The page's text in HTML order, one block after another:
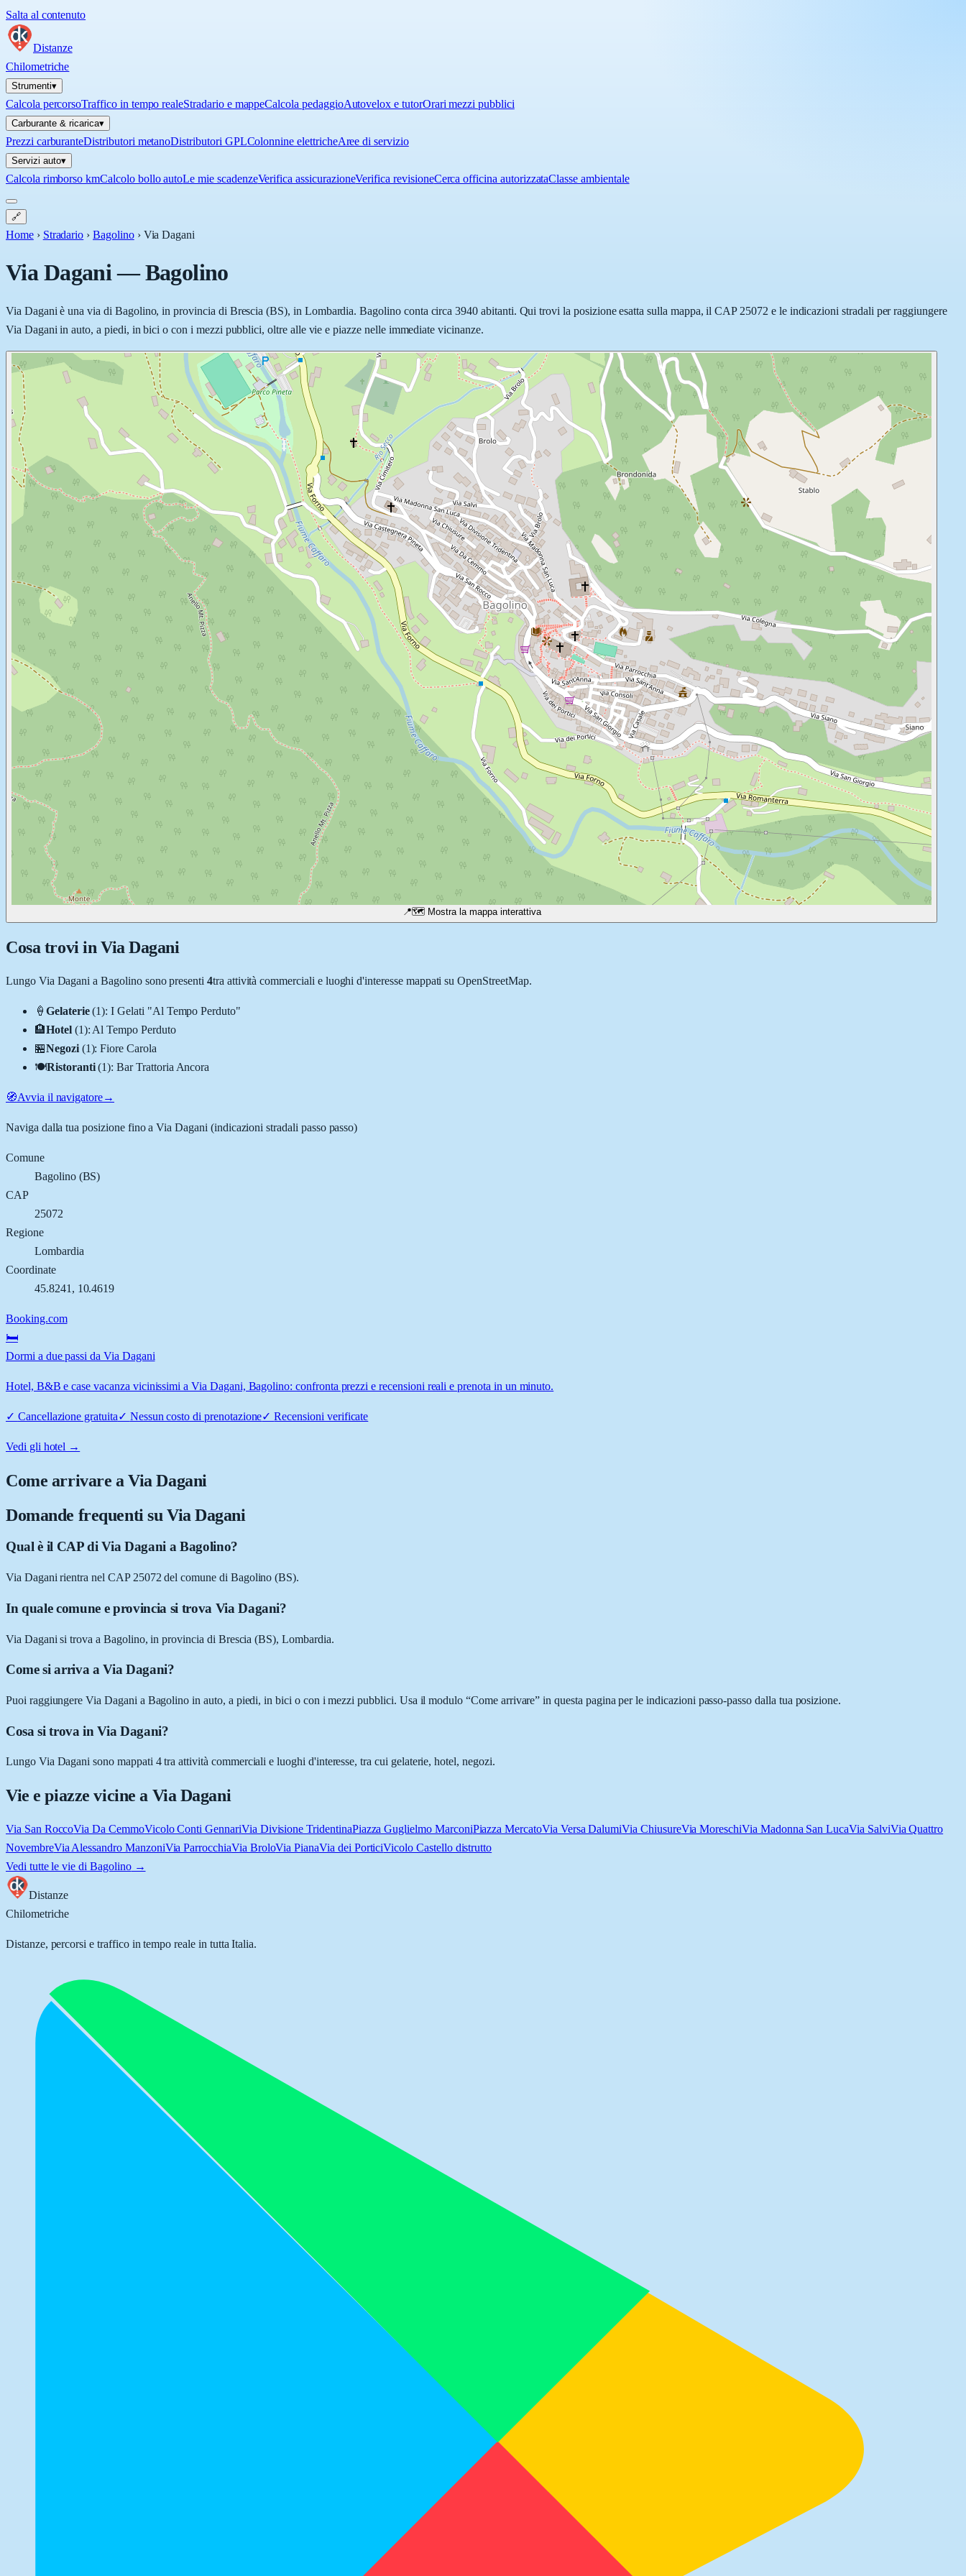
Salta al contenuto
Distanze
Chilometriche
Strumenti▾
Calcola percorsoTraffico in tempo realeStradario e mappeCalcola pedaggioAutovelox e tutorOrari mezzi pubblici
Carburante & ricarica▾
Prezzi carburanteDistributori metanoDistributori GPLColonnine elettricheAree di servizio
Servizi auto▾
Calcola rimborso kmCalcolo bollo autoLe mie scadenzeVerifica assicurazioneVerifica revisioneCerca officina autorizzataClasse ambientale
🔗
Home › Stradario › Bagolino › Via Dagani
Via Dagani—Bagolino
Via Dagani è una via di Bagolino, in provincia di Brescia (BS), in Lombardia. Bagolino conta circa 3940 abitanti. Qui trovi la posizione esatta sulla mappa, il CAP 25072 e le indicazioni stradali per raggiungere
Via Dagani in auto, a piedi, in bici o con i mezzi pubblici, oltre alle vie e piazze nelle immediate vicinanze.
📍🗺️ Mostra la mappa interattiva
Cosa trovi in Via Dagani
Lungo Via Dagani aBagolinosono presenti 4tra attività commerciali e luoghi d'interesse mappati su OpenStreetMap.
🍦 Gelaterie (1):I Gelati "Al Tempo Perduto"
🏨Hotel (1): Al Tempo Perduto
🏪Negozi (1):Fiore Carola
🍽️Ristoranti (1):Bar Trattoria Ancora
🧭Avvia il navigatore→
Naviga dalla tua posizione fino aVia Dagani (indicazioni stradali passo passo)
Comune
Bagolino(BS)
CAP
25072
Regione
Lombardia
Coordinate
45.8241 , 10.4619
Booking.com
🛏️
Dormi a due passi da Via Dagani
Hotel, B&B e case vacanza vicinissimi a Via Dagani, Bagolino: confronta prezzi e recensioni reali e prenota in un minuto.
✓ Cancellazione gratuita✓ Nessun costo di prenotazione✓Recensioni verificate
Vedi gli hotel →
Come arrivare aVia Dagani
Domande frequenti su Via Dagani
Qual è il CAP di Via Dagani a Bagolino?
Via Dagani rientra nel CAP 25072 del comune di Bagolino (BS).
In quale comune e provincia si trova Via Dagani?
Via Dagani si trova a Bagolino, in provincia di Brescia (BS), Lombardia.
Come si arriva a Via Dagani?
Puoi raggiungere Via Dagani a Bagolino in auto, a piedi, in bici o con i mezzi pubblici. Usa il modulo “Come arrivare” in questa pagina per le indicazioni passo-passo dalla tua posizione.
Cosa si trova in Via Dagani?
Lungo Via Dagani sono mappati 4 tra attività commerciali e luoghi d'interesse, tra cui gelaterie, hotel, negozi.
Vie e piazze vicine a Via Dagani
Via San RoccoVia Da CemmoVicolo Conti GennariVia Divisione TridentinaPiazza Guglielmo MarconiPiazza MercatoVia Versa DalumiVia ChiusureVia MoreschiVia Madonna San LucaVia SalviVia Quattro
NovembreVia Alessandro ManzoniVia ParrocchiaVia BroloVia PianaVia dei PorticiVicolo Castello distrutto
Vedi tutte le vie di Bagolino→
Distanze
Chilometriche
Distanze, percorsi e traffico in tempo reale in tutta Italia.